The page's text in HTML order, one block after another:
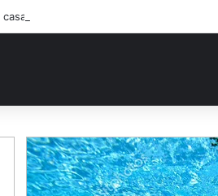
na BR-470; filho sobreviveu…Ver mais